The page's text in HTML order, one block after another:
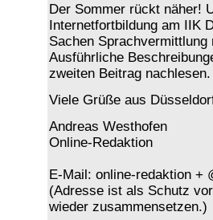
Der Sommer rückt näher!
Internetfortbildung am IIK
Sachen
Ausführliche
zweiten Beitrag nachlesen.
Viele Grüße aus
Andreas Westhofen
Online-Redaktion
E-Mail: online-redaktion +
(Adresse ist als Schutz
wieder zusammensetzen.)